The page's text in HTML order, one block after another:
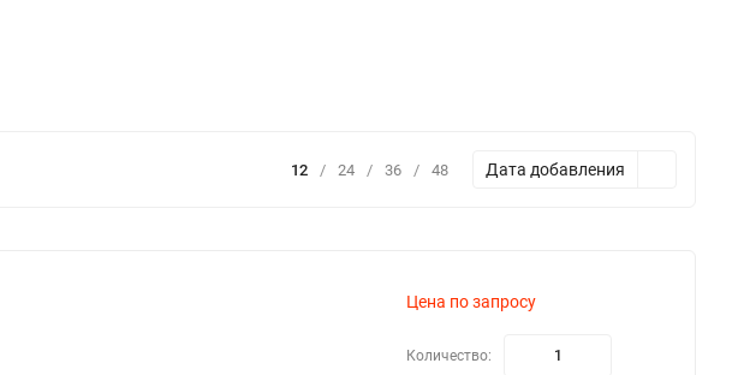
12 / 24 / 36 / 48 Дата добавления
Цена по запросу
Количество: